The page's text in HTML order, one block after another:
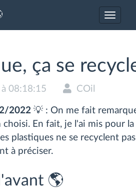
Activer
ça se
08:18:15 COil
2022 💡 : On me fait
En fait, je l'ai mis pour
plastiques ne se recyclent
à préciser.
🌎